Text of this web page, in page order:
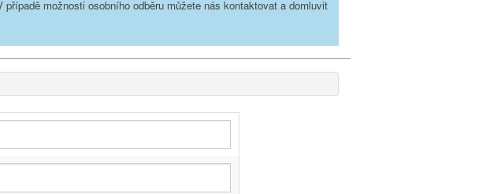
možnosti osobního odběru můžete nás kontaktovat a domluvit